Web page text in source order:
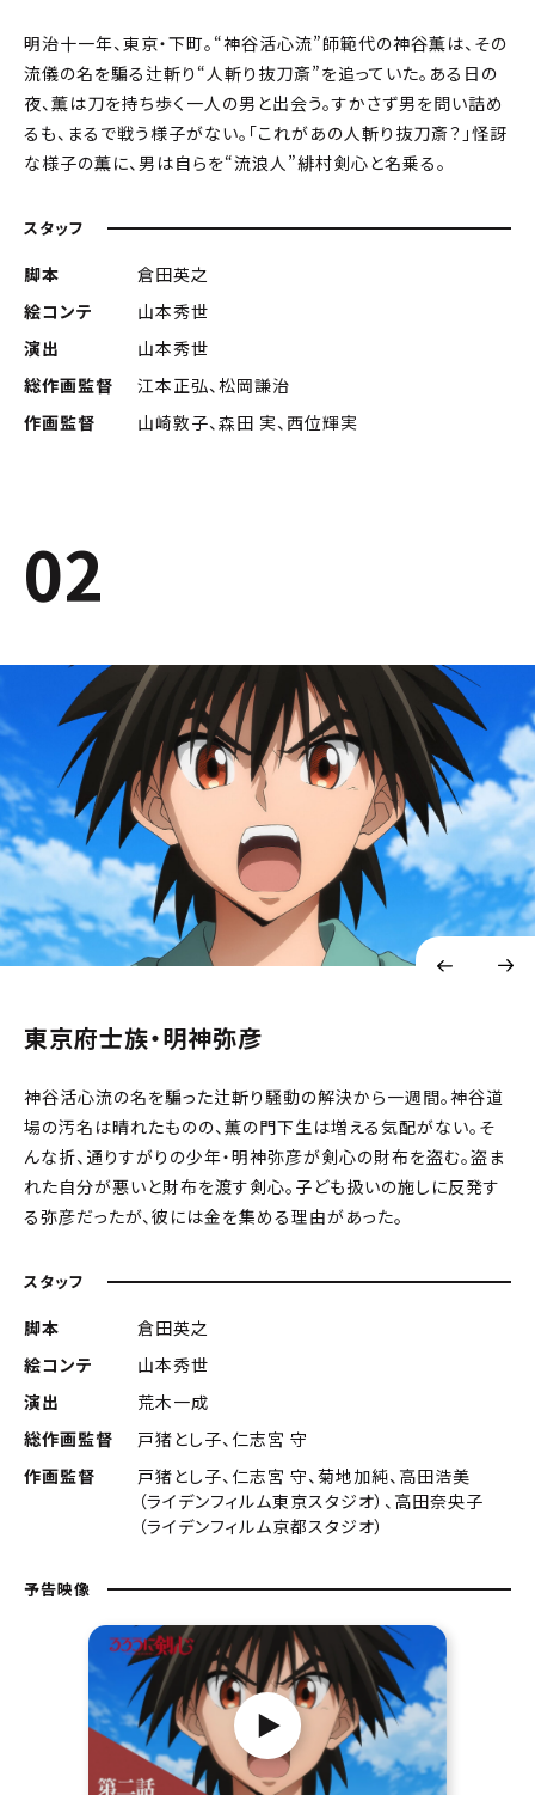
明治十一年、東京・下町。“神谷活心流”師範代の神谷薫は、その
流儀の名を騙る辻斬り“人斬り抜刀斎”を追っていた。ある日の
夜、薫は刀を持ち歩く一人の男と出会う。すかさず男を問い詰め
るも、まるで戦う様子がない。「これがあの人斬り抜刀斎？」怪訝
な様子の薫に、男は自らを“流浪人”緋村剣心と名乗る。
スタッフ
脚本
倉田英之
絵コンテ
山本秀世
演出
山本秀世
総作画監督
江本正弘、松岡謙治
作画監督
山崎敦子、森田 実、西位輝実
02
東京府士族・明神弥彦
神谷活心流の名を騙った辻斬り騒動の解決から一週間。神谷道
場の汚名は晴れたものの、薫の門下生は増える気配がない。そ
んな折、通りすがりの少年・明神弥彦が剣心の財布を盗む。盗ま
れた自分が悪いと財布を渡す剣心。子ども扱いの施しに反発す
る弥彦だったが、彼には金を集める理由があった。
スタッフ
脚本
倉田英之
絵コンテ
山本秀世
演出
荒木一成
総作画監督
戸猪とし子、仁志宮 守
作画監督
戸猪とし子、仁志宮 守、菊地加純、高田浩美
（ライデンフィルム東京スタジオ）、高田奈央子
（ライデンフィルム京都スタジオ）
予告映像